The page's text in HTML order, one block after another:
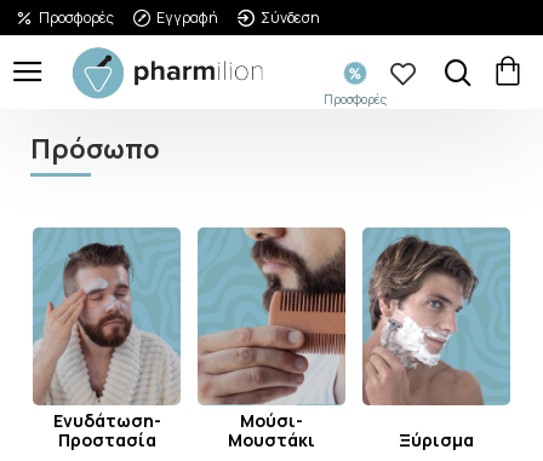
Προσφορές Εγγραφή Σύνδεση
Προσφορές
Πρόσωπο
Ενυδάτωση-
Προστασία
Μούσι-
Μουστάκι
Ξύρισμα